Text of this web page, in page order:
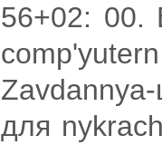
56+02: 00.
Zavdannya-
для